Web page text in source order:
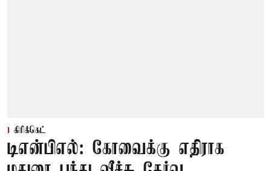
கிரிக்கெட்
டிஎன்பிஎல்: கோவைக்கு எதிராக